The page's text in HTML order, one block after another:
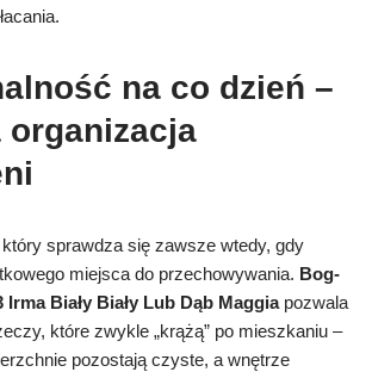
na co dzień –
organizacja
sprawdza się zawsze wtedy, gdy
miejsca do przechowywania. Bog-
Biały Biały Lub Dąb Maggiapozwala
które zwykle „krążą” po mieszkaniu –
pozostają czyste, a wnętrze